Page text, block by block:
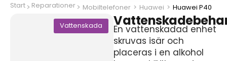
Start Reparationer Mobiltelefoner > Huawei > Huawei P40
Vattenskada
En vattenskadad enhet
skruvas isär och
placeras i en alkohol